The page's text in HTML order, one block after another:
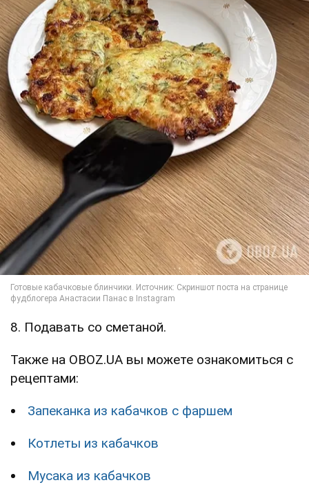
8. Подавать со сметаной.
Также на OBOZ.UA вы можете ознакомиться с
рецептами:
Запеканка из кабачков с фаршем
Котлеты из кабачков
Мусака из кабачков